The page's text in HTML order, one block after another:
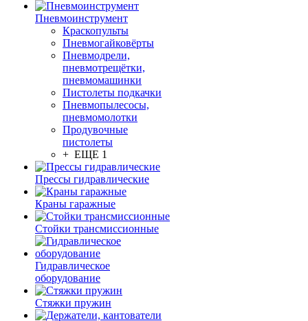
Пневмоинструмент
Краскопульты
Пневмогайковёрты
Пневмодрели,
пневмотрещётки,
пневмомашинки
Пистолеты подкачки
Пневмопылесосы,
пневмомолотки
Продувочные
пистолеты
+ ЕЩЕ 1
Прессы гидравлические
Краны гаражные
Стойки трансмиссионные
Гидравлическое
оборудование
Стяжки пружин